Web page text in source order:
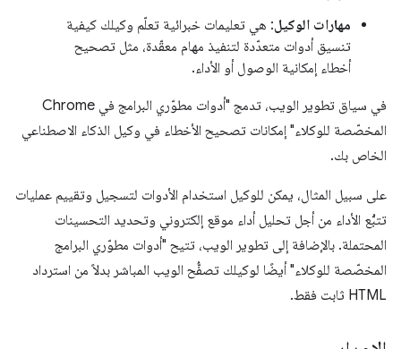
مهارات الوكيل: هي تعليمات خبرائية تعلّم وكيلك كيفية
تنسيق أدوات متعدّدة لتنفيذ مهام معقّدة، مثل تصحيح
أخطاء إمكانية الوصول أو الأداء.
في سياق تطوير الويب، تدمج "أدوات مطوّري البرامج في Chrome
المخصّصة للوكلاء" إمكانات تصحيح الأخطاء في وكيل الذكاء الاصطناعي
الخاص بك.
على سبيل المثال، يمكن للوكيل استخدام الأدوات لتسجيل وتقييم عمليات
تتبُّع الأداء من أجل تحليل أداء موقع إلكتروني وتحديد التحسينات
المحتملة. بالإضافة إلى تطوير الويب، تتيح "أدوات مطوّري البرامج
المخصّصة للوكلاء" أيضًا لوكيلك تصفُّح الويب المباشر بدلاً من استرداد
HTML ثابت فقط.